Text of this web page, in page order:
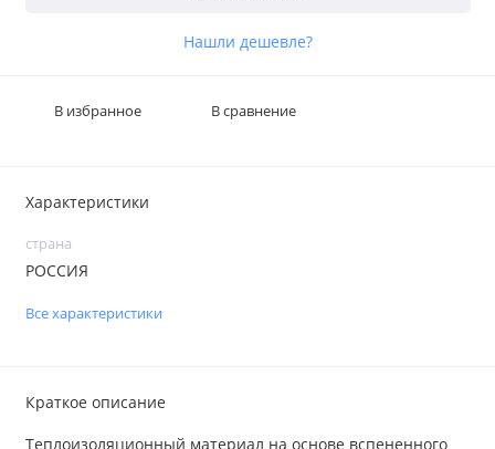
Нашли дешевле?
В избранное В сравнение
Характеристики
страна
РОССИЯ
Все характеристики
Краткое описание
Теплоизоляционный материал на основе вспененного